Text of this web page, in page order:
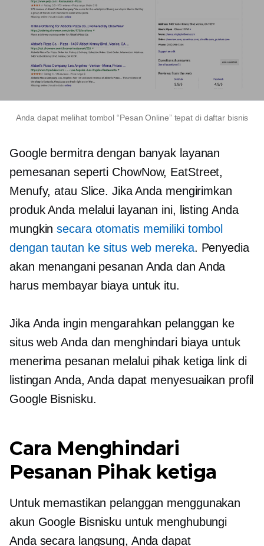
Anda dapat melihat tombol “Pesan Online” tepat di daftar bisnis
Google bermitra dengan banyak layanan
pemesanan seperti ChowNow, EatStreet,
Menufy, atau Slice. Jika Anda mengirimkan
produk Anda melalui layanan ini, listing Anda
mungkinsecara otomatis memiliki tombol
dengan tautan ke situs web mereka. Penyedia
akan menangani pesanan Anda dan Anda
harus membayar biaya untuk itu.
Jika Anda ingin mengarahkan pelanggan ke
situs web Anda dan menghindari biaya untuk
menerima pesanan melalui pihak ketiga link di
listingan Anda, Anda dapat menyesuaikan profil
Google Bisnisku.
Cara Menghindari
Pesanan Pihak ketiga
Untuk memastikan pelanggan menggunakan
akun Google Bisnisku untuk menghubungi
Anda secara langsung, Anda dapat